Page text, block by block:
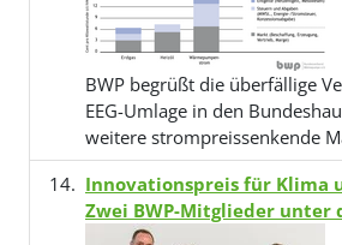
BWP begrüßt die überfällige
EEG-Umlage in den
weitere strompreissenkende
Innovationspreis für Klima
Zwei BWP-Mitglieder unter